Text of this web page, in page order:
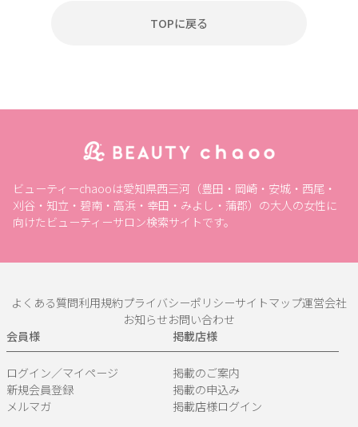
TOPに戻る
ビューティーchaooは愛知県西三河（豊田・岡崎・安城・西尾・
刈谷・知立・碧南・高浜・幸田・みよし・蒲郡）の大人の女性に
向けたビューティーサロン検索サイトです。
よくある質問利用規約プライバシーポリシーサイトマップ運営会社
お知らせお問い合わせ
会員様
ログイン／マイページ
新規会員登録
メルマガ
掲載店様
掲載のご案内
掲載の申込み
掲載店様ログイン